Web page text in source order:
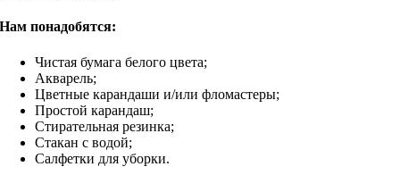
Нам понадобятся:
Чистая бумага белого цвета;
Акварель;
Цветные карандаши и/или фломастеры;
Простой карандаш;
Стирательная резинка;
Стакан с водой;
Салфетки для уборки.